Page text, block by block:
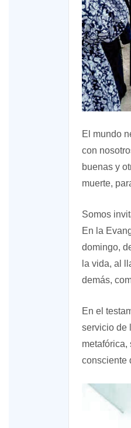
El mundo
con
buenas y
muerte,
Somos
En la
domingo,
la vida, al
demás,
En el
servicio de
consciente